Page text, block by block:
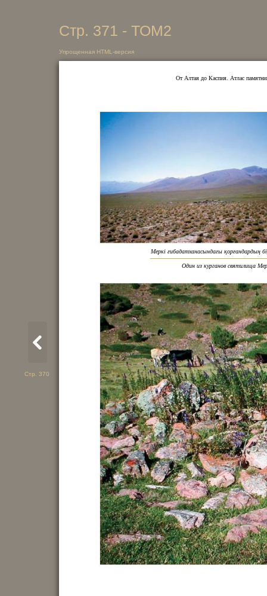
Стр. 371 - ТОМ2
Упрощенная HTML-версия
Меркі ғибадатханасындағы қорғандардың
Один из курганов святилища
От Алтая до Каспия. Атлас
Стр. 370